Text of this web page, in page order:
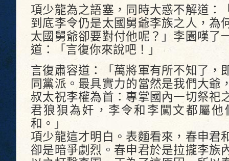
項少龍為之語塞，同時大惑不解道：
到底李令仍是太國舅爺李族之人，為
太國舅爺卻要對付他呢？」李園嘆了
道：「言復你來說吧！」
言復肅容道：「萬將軍有所不知了，
同黨派。最具實力的當然是我們大爺
叔太祝李權為首：專掌國內一切祭祀
君狼狽為奸，李令和李闖文都屬
和。」
項少龍這才明白。表麵看來，春申君
卻是暗爭劇烈。春申君於是拉攏李族